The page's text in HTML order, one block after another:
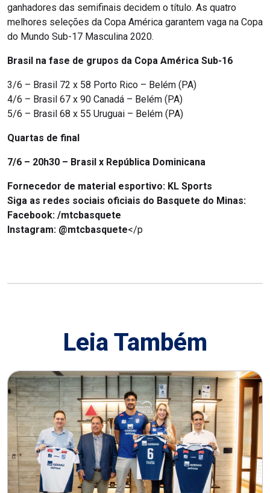
ganhadores das semifinais decidem o título. As quatro
melhores seleções da Copa América garantem vaga na Copa
do Mundo Sub-17 Masculina 2020.
Brasil na fase de grupos da Copa América Sub-16
3/6 – Brasil 72 x 58 Porto Rico – Belém (PA)
4/6 – Brasil 67 x 90 Canadá – Belém (PA)
5/6 – Brasil 68 x 55 Uruguai – Belém (PA)
Quartas de final
7/6 – 20h30 – Brasil x República Dominicana
Fornecedor de material esportivo: KL Sports
Siga as redes sociais oficiais do Basquete do Minas:
Facebook: /mtcbasquete
Instagram: @mtcbasquete</p
Leia Também